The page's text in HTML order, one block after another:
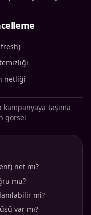
netliği
taşıma
görsel
net mi?
mu?
mi?
var mı?